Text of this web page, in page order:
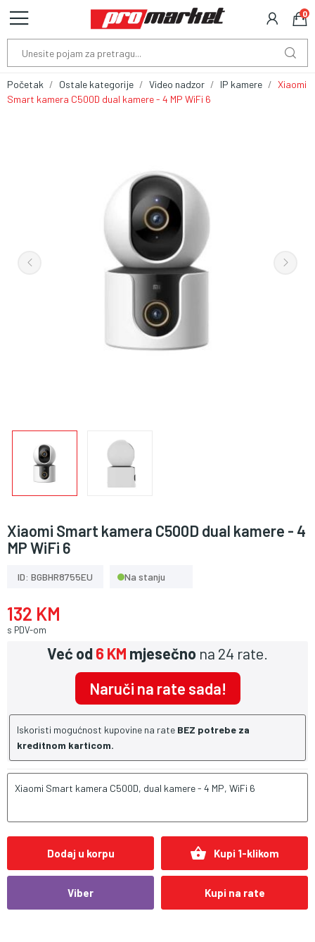
0
Početak Ostale kategorije Video nadzor IP kamere
Xiaomi
Smart kamera C500D dual kamere - 4 MP WiFi 6
Xiaomi Smart kamera C500D dual kamere - 4
MP WiFi 6
ID: BGBHR8755EU Na stanju
132 KM
s PDV-om
Već od6 KM mjesečno na 24 rate.
Naruči na rate sada!
Iskoristi mogućnost kupovine na rate BEZ potrebe za
kreditnom karticom.
Xiaomi Smart kamera C500D, dual kamere - 4 MP, WiFi 6
Dodaj u korpu shopping_basket Kupi 1-klikom
Viber Kupi na rate